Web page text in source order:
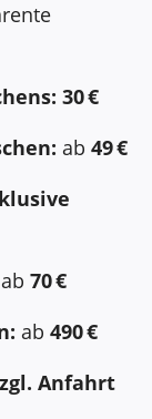
30 €
ab 49 €
ab 70 €
ab 490 €
Anfahrt